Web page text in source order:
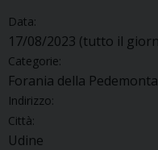
Data:
17/08/2023 (tutto il
Categorie:
Forania della
Indirizzo:
Città:
Udine